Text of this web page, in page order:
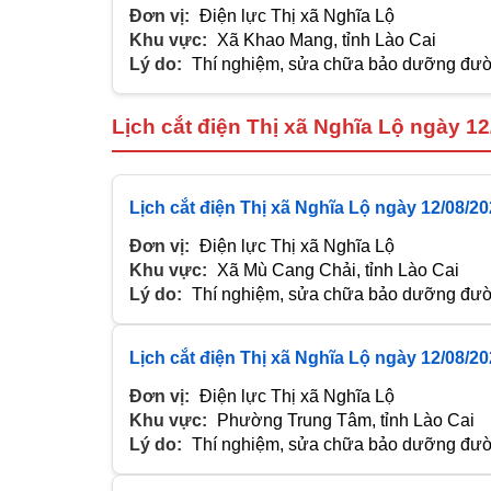
Đơn vị: Điện lực Thị xã Nghĩa Lộ
Khu vực:
Xã Khao Mang, tỉnh Lào Cai
Lý do: Thí nghiệm, sửa chữa bảo dưỡng
Lịch cắt điện Thị xã Nghĩa Lộ ngày
Lịch cắt điện Thị xã Nghĩa Lộ ngày 12/08/
Đơn vị: Điện lực Thị xã Nghĩa Lộ
Khu vực:
Xã Mù Cang Chải, tỉnh Lào Cai
Lý do: Thí nghiệm, sửa chữa bảo dưỡng
Lịch cắt điện Thị xã Nghĩa Lộ ngày 12/08/
Đơn vị: Điện lực Thị xã Nghĩa Lộ
Khu vực:
Phường Trung Tâm, tỉnh Lào Cai
Lý do: Thí nghiệm, sửa chữa bảo dưỡng